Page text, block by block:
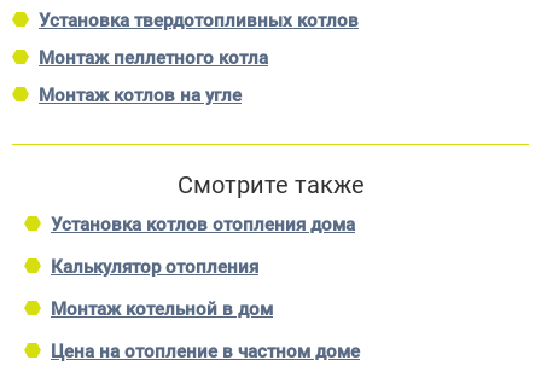
Установка твердотопливных котлов
Монтаж пеллетного котла
Монтаж котлов на угле
Смотрите также
Установка котлов отопления дома
Калькулятор отопления
Монтаж котельной в дом
Цена на отопление в частном доме